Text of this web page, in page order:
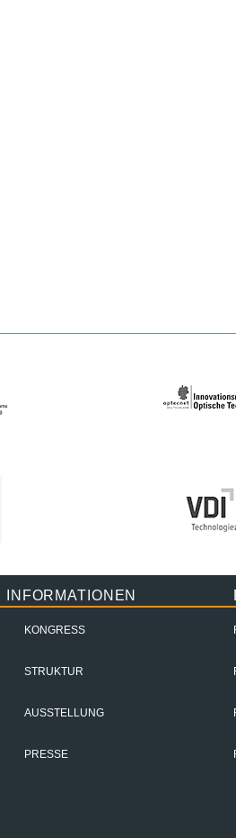
INFORMATIONEN
KONGRESS
STRUKTUR
AUSSTELLUNG
PRESSE